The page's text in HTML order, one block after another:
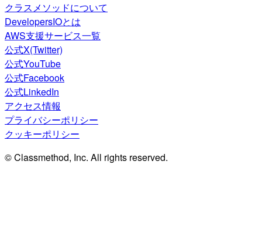
クラスメソッドについて
DevelopersIOとは
AWS支援サービス一覧
公式X(Twitter)
公式YouTube
公式Facebook
公式LinkedIn
アクセス情報
プライバシーポリシー
クッキーポリシー
© Classmethod, Inc. All rights reserved.